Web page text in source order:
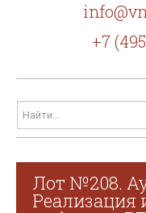
+7
Лот №208.
Реализация